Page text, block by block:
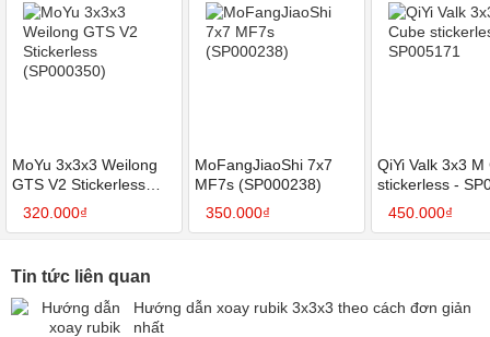
MoYu 3x3x3 Weilong
GTS V2 Stickerless
(SP000350)
320.000₫
MoFangJiaoShi 7x7
MF7s (SP000238)
350.000₫
QiYi Valk 3x3 M
stickerless -
450.000₫
Tin tức liên quan
Hướng dẫn xoay rubik 3x3x3 theo cách đơn giản
nhất